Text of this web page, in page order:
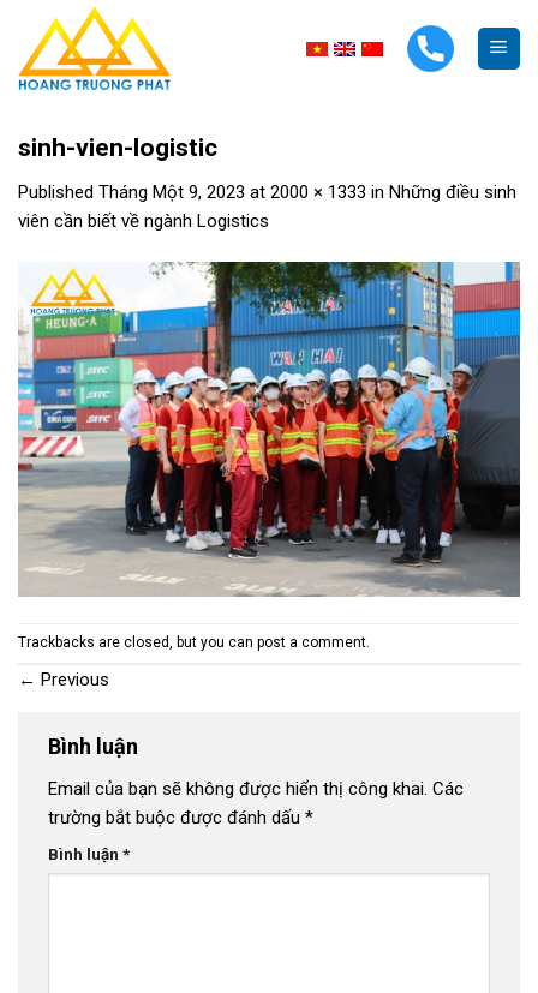
content
sinh-vien-logistic
Published Tháng Một 9, 2023 at 2000 × 1333 in Những điều sinh
viên cần biết về ngành Logistics
Trackbacks are closed, but you can post a comment.
← Previous
Bình luận
Email của bạn sẽ không được hiển thị công khai. Các
trường bắt buộc được đánh dấu *
Bình luận *